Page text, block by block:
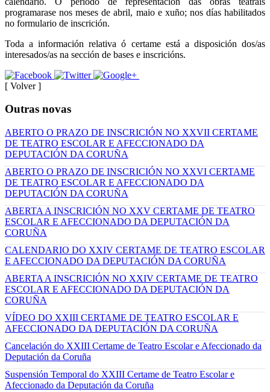
programarase nos meses de abril, maio e xuño; nos días habilitados
no formulario de inscrición.
Toda a información relativa ó certame está a disposición dos/as
interesados/as na sección de bases e inscricións.
[ Volver ]
Outras novas
ABERTO O PRAZO DE INSCRICIÓN NO XXVII CERTAME
DE TEATRO ESCOLAR E AFECCIONADO DA
DEPUTACIÓN DA CORUÑA
ABERTO O PRAZO DE INSCRICIÓN NO XXVI CERTAME
DE TEATRO ESCOLAR E AFECCIONADO DA
DEPUTACIÓN DA CORUÑA
ABERTA A INSCRICIÓN NO XXV CERTAME DE TEATRO
ESCOLAR E AFECCIONADO DA DEPUTACIÓN DA
CORUÑA
CALENDARIO DO XXIV CERTAME DE TEATRO ESCOLAR
E AFECCIONADO DA DEPUTACIÓN DA CORUÑA
ABERTA A INSCRICIÓN NO XXIV CERTAME DE TEATRO
ESCOLAR E AFECCIONADO DA DEPUTACIÓN DA
CORUÑA
VÍDEO DO XXIII CERTAME DE TEATRO ESCOLAR E
AFECCIONADO DA DEPUTACIÓN DA CORUÑA
Cancelación do XXIII Certame de Teatro Escolar e Afeccionado da
Deputación da Coruña
Suspensión Temporal do XXIII Certame de Teatro Escolar e
Afeccionado da Deputación da Coruña